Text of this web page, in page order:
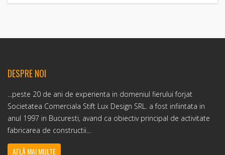
DESPRE NOI
...peste 20 de ani de experienta in domeniul fierului forjat
Societatea Comerciala Stift Lux Design SRL. a fost infiintata in
anul 1997 in Bucuresti, avand ca obiectiv principal de activitate
fabricarea de constructii...
AFLĂ MAI MULTE